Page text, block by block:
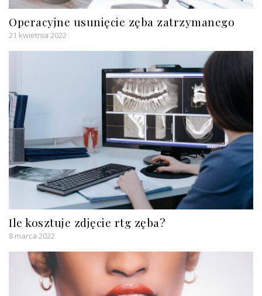
Operacyjne usunięcie zęba zatrzymanego
21 kwietnia 2022
Ile kosztuje zdjęcie rtg zęba?
8 marca 2022